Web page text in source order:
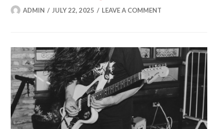
ADMIN JULY 22, 2025 LEAVE A COMMENT